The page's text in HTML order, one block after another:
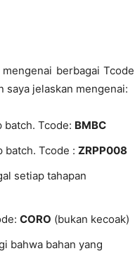
berbagai Tcode
saya jelaskan mengenai:
batch. Tcode: BMBC
batch. Tcode : ZRPP008
setiap tahapan
CORO (bukan kecoak)
bahwa bahan yang